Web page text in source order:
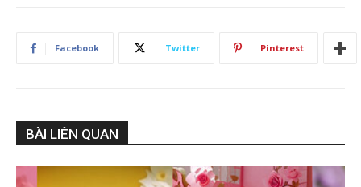
Facebook Twitter Pinterest
BÀI LIÊN QUAN